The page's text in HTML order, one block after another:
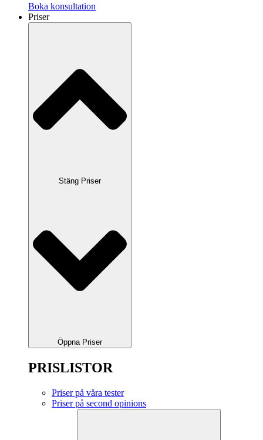
Boka konsultation
Priser
Stäng Priser
Öppna Priser
PRISLISTOR
Priser på våra tester
Priser på second opinions